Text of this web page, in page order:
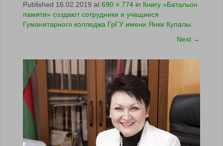
Published 16.02.2019 at 690 × 774 in Книгу «Батальон
памяти» создают сотрудники и учащиеся
Гуманитарного колледжа ГрГУ имени Янки Купалы.
Next →